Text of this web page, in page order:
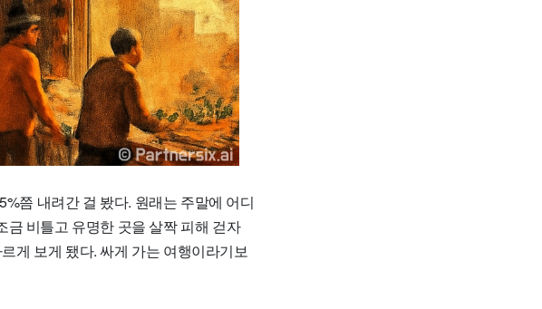
쯤 내려간 걸 봤다. 원래는 주말에 어디
비틀고 유명한 곳을 살짝 피해 걷자
게 보게 됐다. 싸게 가는 여행이라기보